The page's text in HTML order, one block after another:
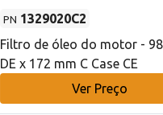
PN 1329020C2
Filtro de óleo do motor -
DE x 172 mm C Case CE
Ver Preço